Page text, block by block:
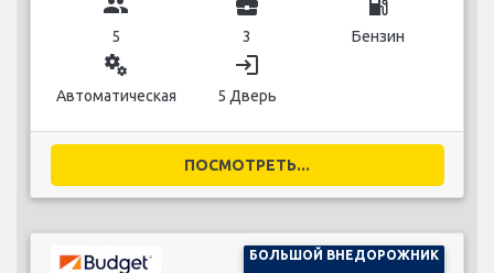
5 3 Бензин
miscellaneous_services
Автоматическая
login
5 Дверь
ПОСМОТРЕТЬ...
БОЛЬШОЙ ВНЕДОРОЖНИК